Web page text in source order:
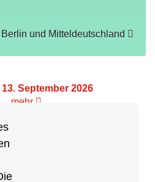
und Mitteldeutschland
September 2026
mehr
Breitensports